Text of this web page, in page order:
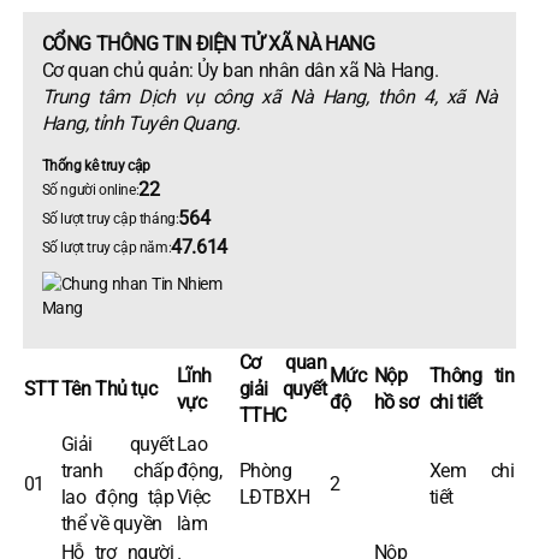
CỔNG THÔNG TIN ĐIỆN TỬ XÃ NÀ HANG
Cơ quan chủ quản: Ủy ban nhân dân xã Nà Hang.
Trung tâm Dịch vụ công xã Nà Hang, thôn 4, xã Nà
Hang, tỉnh Tuyên Quang.
Thống kê truy cập
Số người online:22
Số lượt truy cập tháng:564
Số lượt truy cập năm:47.614
STTTên Thủ tục
Lĩnh
vực
Cơ quan
giải quyết
TTHC
Mức
độ
Nộp
hồ sơ
Thông tin
chi tiết
01
Giải quyết
tranh chấp
lao động tập
thể về quyền
Lao
động,
Việc
làm
Phòng
LĐTBXH
2
Xem chi
tiết
Hỗ trợ người Nộp